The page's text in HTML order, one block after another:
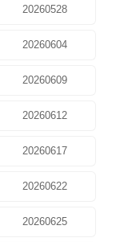
20260528
20260604
20260609
20260612
20260617
20260622
20260625